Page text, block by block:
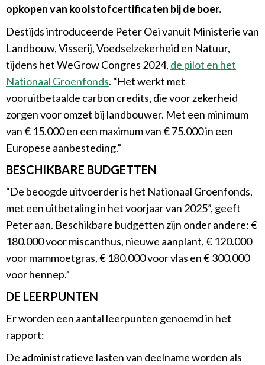
opkopen van koolstofcertificaten bij de boer.
Destijds introduceerde Peter Oei vanuit Ministerie van
Landbouw, Visserij, Voedselzekerheid en Natuur,
tijdens het WeGrow Congres 2024, de pilot en het
Nationaal Groenfonds. “Het werkt met
vooruitbetaalde carbon credits, die voor zekerheid
zorgen voor omzet bij landbouwer. Met een minimum
van € 15.000 en een maximum van € 75.000 in een
Europese aanbesteding.”
BESCHIKBARE BUDGETTEN
“De beoogde uitvoerder is het Nationaal Groenfonds,
met een uitbetaling in het voorjaar van 2025”, geeft
Peter aan. Beschikbare budgetten zijn onder andere: €
180.000 voor miscanthus, nieuwe aanplant, € 120.000
voor mammoetgras, € 180.000 voor vlas en € 300.000
voor hennep.”
DE LEERPUNTEN
Er worden een aantal leerpunten genoemd in het
rapport:
De administratieve lasten van deelname worden als